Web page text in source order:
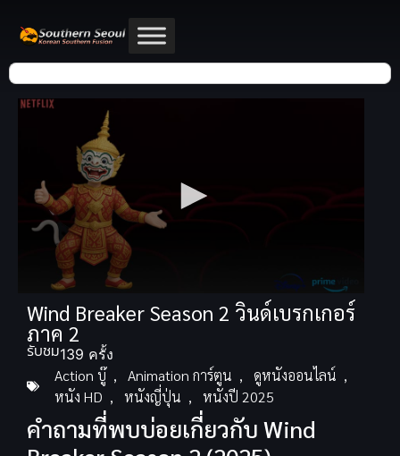
Wind Breaker Season 2 วินด์เบรกเกอร์
ภาค 2
รับชม139 ครั้ง
Action บู๊ , Animation การ์ตูน , ดูหนังออนไลน์ ,
หนัง HD , หนังญี่ปุ่น , หนังปี 2025
คำถามที่พบบ่อยเกี่ยวกับ Wind